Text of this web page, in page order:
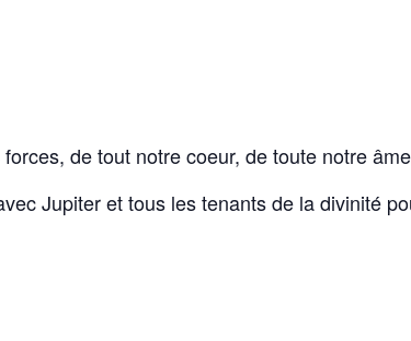
de tout notre coeur, de toute notre
Jupiter et tous les tenants de la divinité